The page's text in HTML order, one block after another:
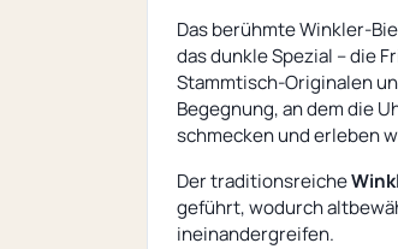
Das berühmte Winkler-
das dunkle Spezial – die
Stammtisch-Originalen
Begegnung, an dem die
schmecken und erleben
Der traditionsreiche
geführt, wodurch
ineinandergreifen.